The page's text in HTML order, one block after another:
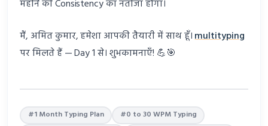
महीने की Consistency का नतीजा होगा।
मैं, अमित कुमार, हमेशा आपकी तैयारी में साथ हूँ।multityping
पर मिलते हैं — Day 1 से। शुभकामनाएँ! 💪🎯
#1 Month Typing Plan
#0 to 30 WPM Typing